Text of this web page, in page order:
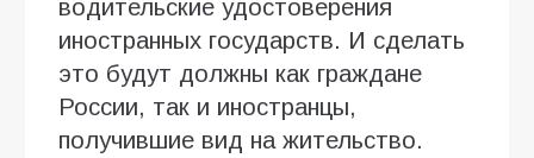
водительские удостоверения
иностранных государств. И сделать
это будут должны как граждане
России, так и иностранцы,
получившие вид на жительство.